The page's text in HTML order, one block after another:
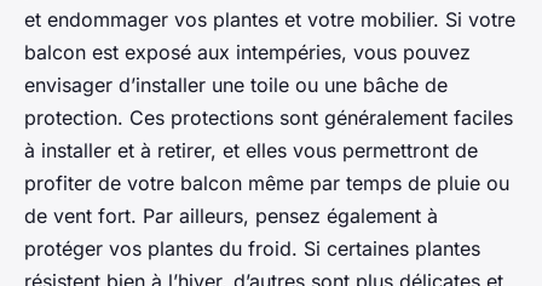
et endommager vos plantes et votre mobilier. Si votre
balcon est exposé aux intempéries, vous pouvez
envisager d’installer une toile ou une bâche de
protection. Ces protections sont généralement faciles
à installer et à retirer, et elles vous permettront de
profiter de votre balcon même par temps de pluie ou
de vent fort. Par ailleurs, pensez également à
protéger vos plantes du froid. Si certaines plantes
résistent bien à l’hiver, d’autres sont plus délicates et